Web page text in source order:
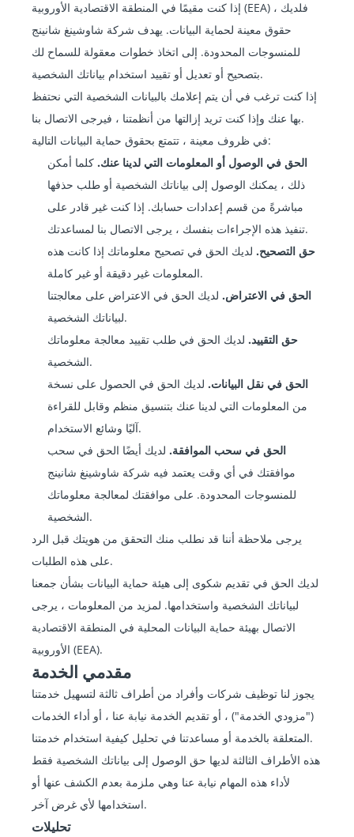
إذا كنت مقيمًا في المنطقة الاقتصادية الأوروبية (EEA) ، فلديك
حقوق معينة لحماية البيانات. يهدف شركة شاوشينغ شانينج
للمنسوجات المحدودة. إلى اتخاذ خطوات معقولة للسماح لك
بتصحيح أو تعديل أو تقييد استخدام بياناتك الشخصية.
إذا كنت ترغب في أن يتم إعلامك بالبيانات الشخصية التي نحتفظ
بها عنك وإذا كنت تريد إزالتها من أنظمتنا ، فيرجى الاتصال بنا.
في ظروف معينة ، تتمتع بحقوق حماية البيانات التالية:
الحق في الوصول أو المعلومات التي لدينا عنك. كلما أمكن
ذلك ، يمكنك الوصول إلى بياناتك الشخصية أو طلب حذفها
مباشرةً من قسم إعدادات حسابك. إذا كنت غير قادر على
تنفيذ هذه الإجراءات بنفسك ، يرجى الاتصال بنا لمساعدتك.
حق التصحيح. لديك الحق في تصحيح معلوماتك إذا كانت هذه
المعلومات غير دقيقة أو غير كاملة.
الحق في الاعتراض. لديك الحق في الاعتراض على معالجتنا
لبياناتك الشخصية.
حق التقييد. لديك الحق في طلب تقييد معالجة معلوماتك
الشخصية.
الحق في نقل البيانات. لديك الحق في الحصول على نسخة
من المعلومات التي لدينا عنك بتنسيق منظم وقابل للقراءة
آليًا وشائع الاستخدام.
الحق في سحب الموافقة. لديك أيضًا الحق في سحب
موافقتك في أي وقت يعتمد فيه شركة شاوشينغ شانينج
للمنسوجات المحدودة. على موافقتك لمعالجة معلوماتك
الشخصية.
يرجى ملاحظة أننا قد نطلب منك التحقق من هويتك قبل الرد
على هذه الطلبات.
لديك الحق في تقديم شكوى إلى هيئة حماية البيانات بشأن جمعنا
لبياناتك الشخصية واستخدامها. لمزيد من المعلومات ، يرجى
الاتصال بهيئة حماية البيانات المحلية في المنطقة الاقتصادية
الأوروبية (EEA).
مقدمي الخدمة
يجوز لنا توظيف شركات وأفراد من أطراف ثالثة لتسهيل خدمتنا
("مزودي الخدمة") ، أو تقديم الخدمة نيابة عنا ، أو أداء الخدمات
المتعلقة بالخدمة أو مساعدتنا في تحليل كيفية استخدام خدمتنا.
هذه الأطراف الثالثة لديها حق الوصول إلى بياناتك الشخصية فقط
لأداء هذه المهام نيابة عنا وهي ملزمة بعدم الكشف عنها أو
استخدامها لأي غرض آخر.
تحليلات